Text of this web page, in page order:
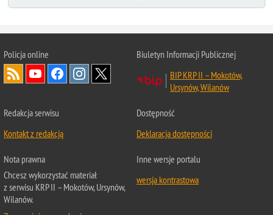
Policja online
Biuletyn Informacji Publicznej
BIP KRP II – Mokotów,
Ursynów, Wilanów
Redakcja serwisu
Kontakt z redakcją
Dostępność
Deklaracja dostępności
Nota prawna
Chcesz wykorzystać materiał
z serwisu KRP II – Mokotów, Ursynów,
Wilanów.
Inne wersje portalu
wersja kontrastowa